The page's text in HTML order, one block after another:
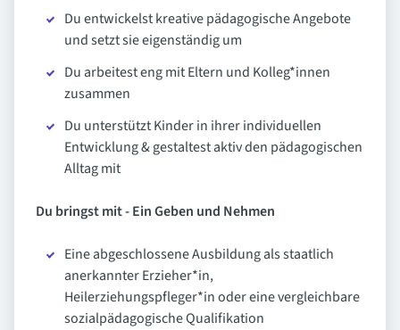
Du entwickelst kreative pädagogische Angebote
und setzt sie eigenständig um
Du arbeitest eng mit Eltern und Kolleg*innen
zusammen
Du unterstützt Kinder in ihrer individuellen
Entwicklung & gestaltest aktiv den pädagogischen
Alltag mit
Du bringst mit - Ein Geben und Nehmen
Eine abgeschlossene Ausbildung als staatlich
anerkannter Erzieher*in,
Heilerziehungspfleger*in oder eine vergleichbare
sozialpädagogische Qualifikation